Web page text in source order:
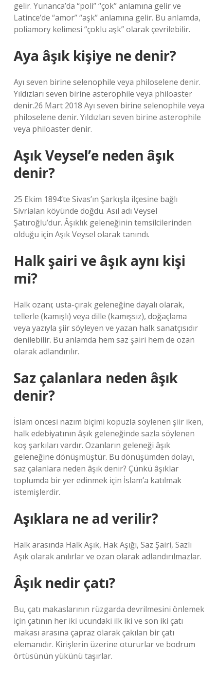
gelir. Yunanca’da “poli” “çok” anlamına gelir ve
Latince’de “amor” “aşk” anlamına gelir. Bu anlamda,
poliamory kelimesi “çoklu aşk” olarak çevrilebilir.
Aya âşık kişiye ne denir?
Ayı seven birine selenophile veya philoselene denir.
Yıldızları seven birine asterophile veya philoaster
denir.26 Mart 2018 Ayı seven birine selenophile veya
philoselene denir. Yıldızları seven birine asterophile
veya philoaster denir.
Aşık Veysel’e neden âşık
denir?
25 Ekim 1894’te Sivas’ın Şarkışla ilçesine bağlı
Sivrialan köyünde doğdu. Asıl adı Veysel
Şatıroğlu’dur. Âşıklık geleneğinin temsilcilerinden
olduğu için Aşık Veysel olarak tanındı.
Halk şairi ve âşık aynı kişi
mi?
Halk ozanı; usta-çırak geleneğine dayalı olarak,
tellerle (kamışlı) veya dille (kamışsız), doğaçlama
veya yazıyla şiir söyleyen ve yazan halk sanatçısıdır
denilebilir. Bu anlamda hem saz şairi hem de ozan
olarak adlandırılır.
Saz çalanlara neden âşık
denir?
İslam öncesi nazım biçimi kopuzla söylenen şiir iken,
halk edebiyatının âşık geleneğinde sazla söylenen
koş şarkıları vardır. Ozanların geleneği âşık
geleneğine dönüşmüştür. Bu dönüşümden dolayı,
saz çalanlara neden âşık denir? Çünkü âşıklar
toplumda bir yer edinmek için İslam’a katılmak
istemişlerdir.
Aşıklara ne ad verilir?
Halk arasında Halk Aşık, Hak Aşığı, Saz Şairi, Sazlı
Aşık olarak anılırlar ve ozan olarak adlandırılmazlar.
Âşık nedir çatı?
Bu, çatı makaslarının rüzgarda devrilmesini önlemek
için çatının her iki ucundaki ilk iki ve son iki çatı
makası arasına çapraz olarak çakılan bir çatı
elemanıdır. Kirişlerin üzerine otururlar ve bodrum
örtüsünün yükünü taşırlar.